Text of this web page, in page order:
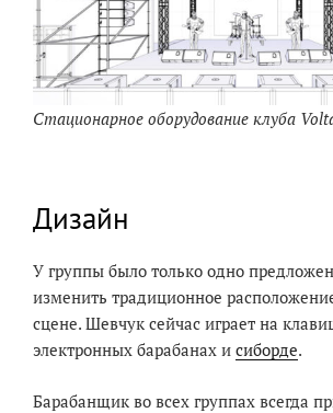
Стационарное оборудование клуба
Дизайн
У группы было только одно
изменить традиционное
сцене. Шевчук сейчас играет на
электронных барабанах и сиборде.
Барабанщик во всех группах всегда